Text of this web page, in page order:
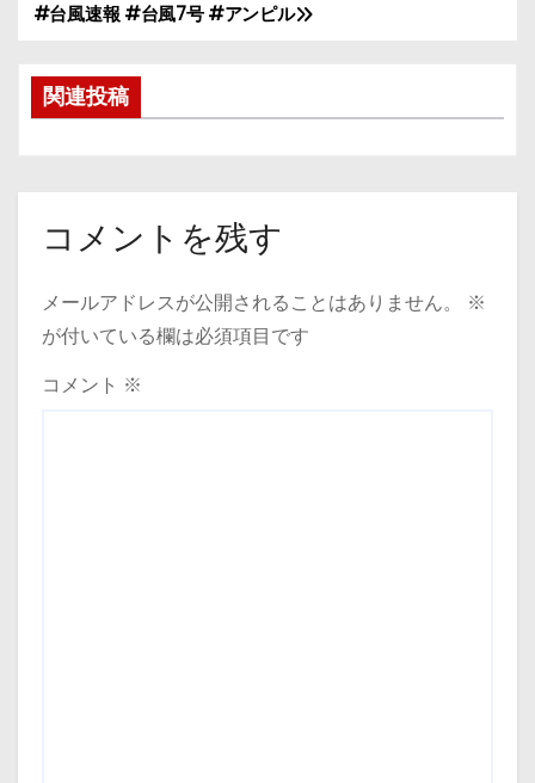
投
稿
ナ
ゲ
シ
ョ
#台風速報 #台風7号 #アンピル
関連投稿
コメントを残す
メールアドレスが公開されることはありません。
※
が付いている欄は必須項目です
コメント ※